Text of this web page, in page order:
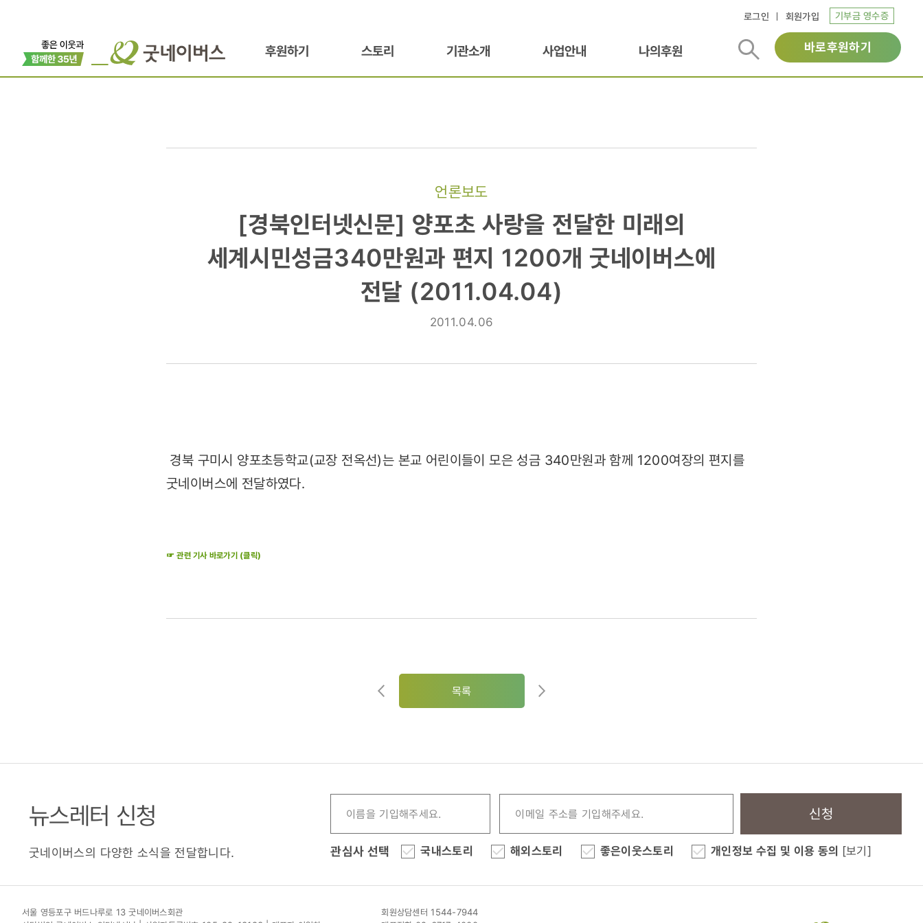
로그인 회원가입 기부금 영수증
후원하기 스토리 기관소개 사업안내 나의후원 바로후원하기
언론보도
[경북인터넷신문]
양포초
미래의
1200개
굿네이버스에
(2011.04.04)
[경북인터넷신문] 양포초 사랑을 전달한 미래의
세계시민성금340만원과 편지 1200개 굿네이버스에
전달 (2011.04.04)
2011.04.06
경북 구미시 양포초등학교(교장 전옥선)는 본교 어린이들이 모은 성금 340만원과 함께 1200여장의 편지를
굿네이버스에 전달하였다.
☞ 관련 기사 바로가기 (클릭)
목록
뉴스레터 신청
굿네이버스의 다양한 소식을 전달합니다.
신청
관심사 선택 국내스토리 해외스토리 좋은이웃스토리 개인정보 수집 및 이용 동의 [보기]
서울 영등포구 버드나루로 13 굿네이버스회관
회원상담센터 1544-7944